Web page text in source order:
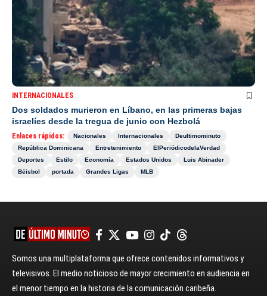
INTERNACIONALES
Dos soldados murieron en Líbano, en las primeras bajas
israelíes desde la tregua de junio con Hezbolá
Enlaces rápidos: Nacionales Internacionales
Deultimominuto
República Dominicana
Entretenimiento
ElPeriódicodelaVerdad
Deportes
Estilo Economía Estados Unidos
Luis Abinader
Béisbol
portada Grandes Ligas MLB
Somos una multiplataforma que ofrece contenidos informativos y
televisivos. El medio noticioso de mayor crecimiento en audiencia en
el menor tiempo en la historia de la comunicación caribeña.